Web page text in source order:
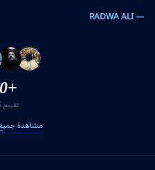
— RADWA ALI
+370
تقييم 5 نجوم
مشاهدة